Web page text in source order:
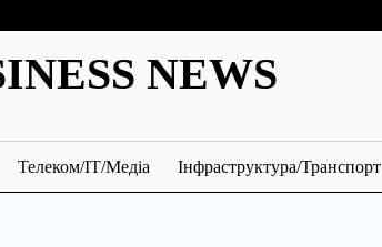
NEWS
Телеком/ІТ/Медіа Інфраструктура/Транспорт